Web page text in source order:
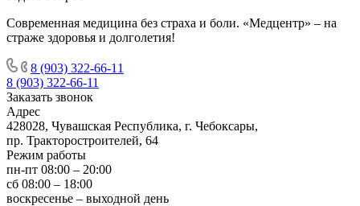
Современная медицина без страха и боли. «Медцентр» – на
страже здоровья и долголетия!
8 (903) 322-66-11
8 (903) 322-66-11
Заказать звонок
Адрес
428028, Чувашская Республика, г. Чебоксары,
пр. Тракторостроителей, 64
Режим работы
пн-пт 08:00 – 20:00
сб 08:00 – 18:00
воскресенье – выходной день